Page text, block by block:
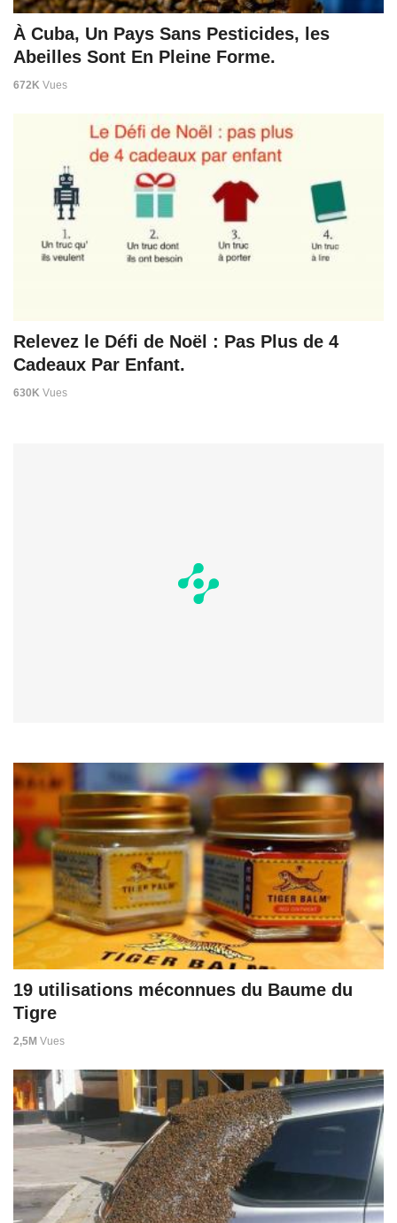
À Cuba, Un Pays Sans Pesticides, les
Abeilles Sont En Pleine Forme.
672K Vues
Relevez le Défi de Noël : Pas Plus de 4
Cadeaux Par Enfant.
630K Vues
19 utilisations méconnues du Baume du
Tigre
2,5M Vues